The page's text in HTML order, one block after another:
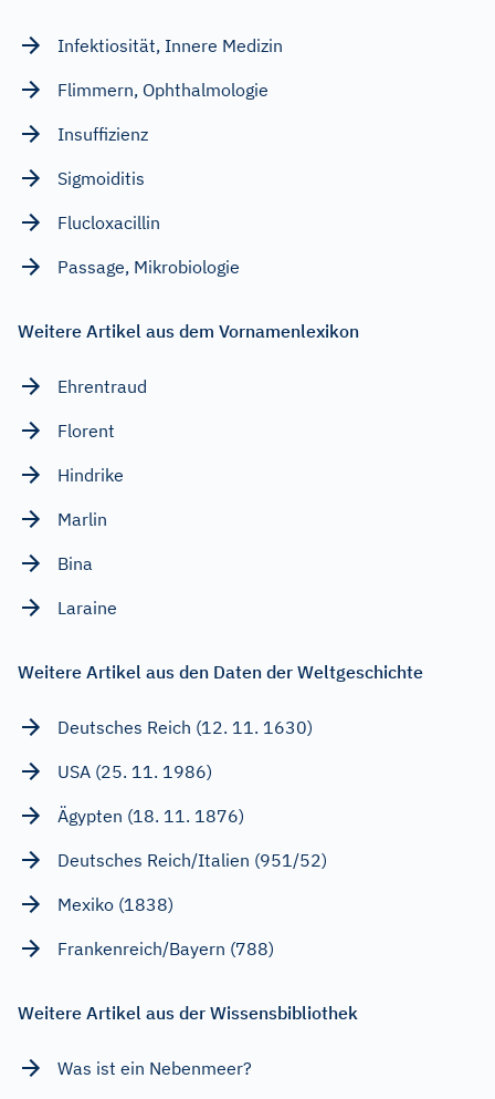
Infektiosität, Innere Medizin
Flimmern, Ophthalmologie
Insuffizienz
Sigmoiditis
Flucloxacillin
Passage, Mikrobiologie
Weitere Artikel aus dem Vornamenlexikon
Ehrentraud
Florent
Hindrike
Marlin
Bina
Laraine
Weitere Artikel aus den Daten der Weltgeschichte
Deutsches Reich (12. 11. 1630)
USA (25. 11. 1986)
Ägypten (18. 11. 1876)
Deutsches Reich/Italien (951/52)
Mexiko (1838)
Frankenreich/Bayern (788)
Weitere Artikel aus der Wissensbibliothek
Was ist ein Nebenmeer?